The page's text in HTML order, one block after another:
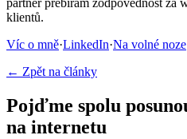
partner přebírám zodpovědnost za
klientů.
Víc o mně·LinkedIn·Na volné noze
← Zpět na články
Pojďme spolu
na internetu